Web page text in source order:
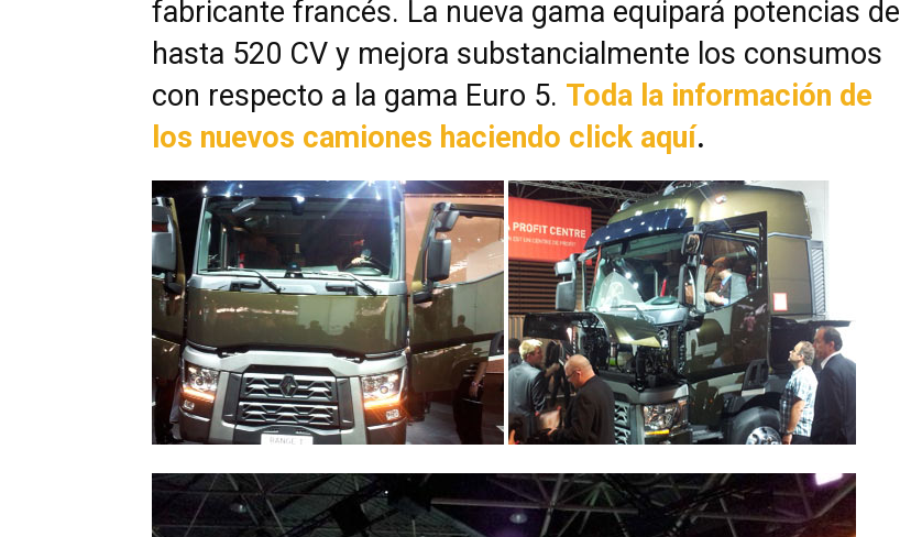
fabricante francés. La nueva gama equipará potencias de
hasta 520 CV y mejora substancialmente los consumos
con respecto a la gama Euro 5. Toda la información de
los nuevos camiones haciendo click aquí.